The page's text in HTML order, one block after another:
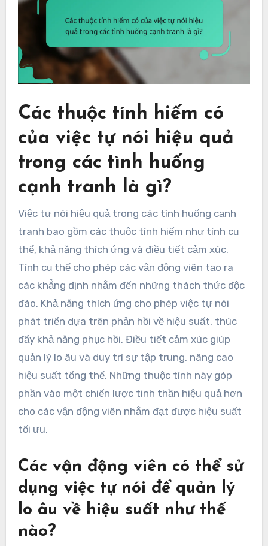
Các thuộc tính hiếm có
của việc tự nói hiệu quả
trong các tình huống
cạnh tranh là gì?
Việc tự nói hiệu quả trong các tình huống cạnh
tranh bao gồm các thuộc tính hiếm như tính cụ
thể, khả năng thích ứng và điều tiết cảm xúc.
Tính cụ thể cho phép các vận động viên tạo ra
các khẳng định nhắm đến những thách thức độc
đáo. Khả năng thích ứng cho phép việc tự nói
phát triển dựa trên phản hồi về hiệu suất, thúc
đẩy khả năng phục hồi. Điều tiết cảm xúc giúp
quản lý lo âu và duy trì sự tập trung, nâng cao
hiệu suất tổng thể. Những thuộc tính này góp
phần vào một chiến lược tinh thần hiệu quả hơn
cho các vận động viên nhằm đạt được hiệu suất
tối ưu.
Các vận động viên có thể sử
dụng việc tự nói để quản lý
lo âu về hiệu suất như thế
nào?